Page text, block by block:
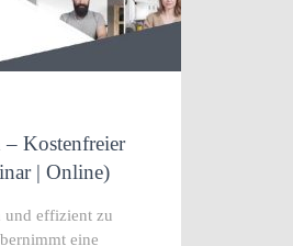
– Kostenfreier
| Online)
und effizient zu
eine